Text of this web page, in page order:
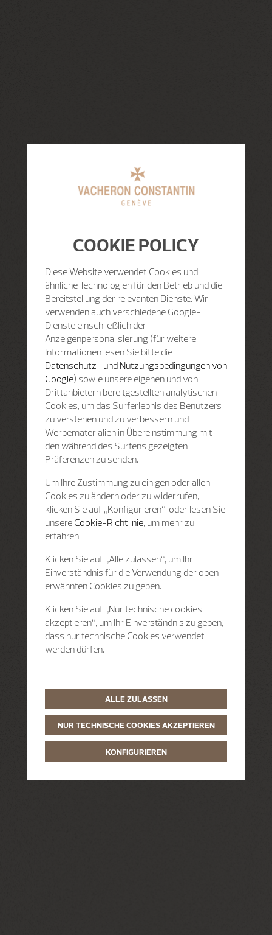
COOKIE POLICY
Diese Website verwendet Cookies und
ähnliche Technologien für den Betrieb und die
Bereitstellung der relevanten Dienste. Wir
verwenden auch verschiedene Google-
Dienste einschließlich der
Anzeigenpersonalisierung (für weitere
Informationen lesen Sie bitte die
Datenschutz- und Nutzungsbedingungen von
Google) sowie unsere eigenen und von
Drittanbietern bereitgestellten analytischen
Cookies, um das Surferlebnis des Benutzers
zu verstehen und zu verbessern und
Werbematerialien in Übereinstimmung mit
den während des Surfens gezeigten
Präferenzen zu senden.
Um Ihre Zustimmung zu einigen oder allen
Cookies zu ändern oder zu widerrufen,
klicken Sie auf „Konfigurieren“, oder lesen Sie
unsere Cookie-Richtlinie, um mehr zu
erfahren.
Klicken Sie auf „Alle zulassen“, um Ihr
Einverständnis für die Verwendung der oben
erwähnten Cookies zu geben.
Klicken Sie auf „Nur technische cookies
akzeptieren“, um Ihr Einverständnis zu geben,
dass nur technische Cookies verwendet
werden dürfen.
ALLE ZULASSEN
NUR TECHNISCHE COOKIES AKZEPTIEREN
KONFIGURIEREN